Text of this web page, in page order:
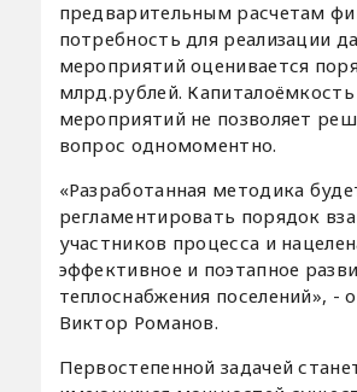
предварительным расчетам
потребность для реализации
мероприятий оценивается
млрд.рублей. Капиталоёмкость
мероприятий не позволяет
вопрос одномоментно.
«Разработанная методика
регламентировать порядок
участников процесса и
эффективное и поэтапное
теплоснабжения поселений», -
Виктор Романов.
Первостепенной задачей